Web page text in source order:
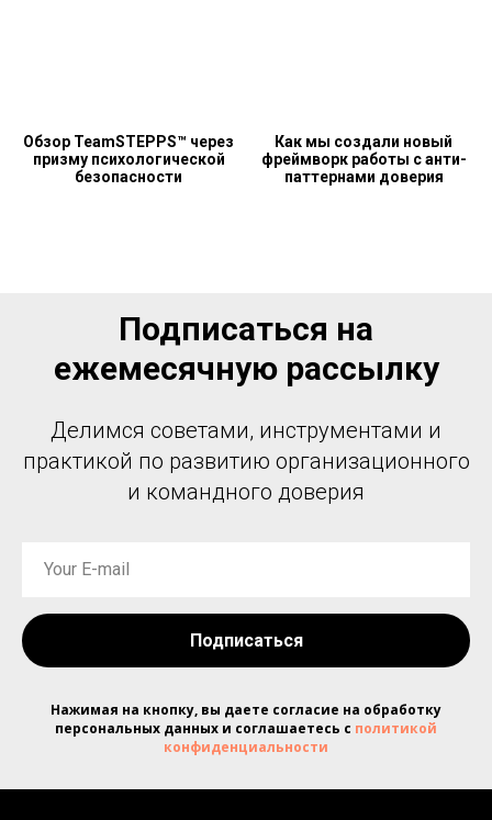
Обзор TeamSTEPPS™ через
призму психологической
безопасности
Как мы создали новый
фреймворк работы с анти-
паттернами доверия
Подписаться на
ежемесячную рассылку
Делимся советами, инструментами и
практикой по развитию организационного
и командного доверия
Подписаться
Нажимая на кнопку, вы даете согласие на обработку
персональных данных и соглашаетесь c политикой
конфиденциальности